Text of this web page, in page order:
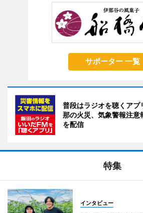
サポーター 一覧
普段はラジオを聴くアプ
那の火災、気象警報注意
を配信
特集
インタビュー